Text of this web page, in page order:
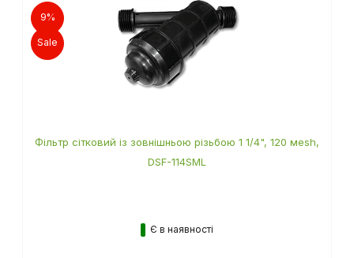
9%
Sale
Фільтр сітковий із зовнішньою різьбою 1 1/4", 120 мesh,
DSF-114SML
Є в наявності